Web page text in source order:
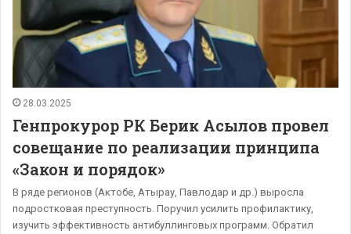
28.03.2025
Генпрокурор РК Берик Асылов провел
совещание по реализации принципа
«Закон и порядок»
В ряде регионов (Актобе, Атырау, Павлодар и др.) выросла
подростковая преступность. Поручил усилить профилактику,
изучить эффективность антибуллинговых программ. Обратил